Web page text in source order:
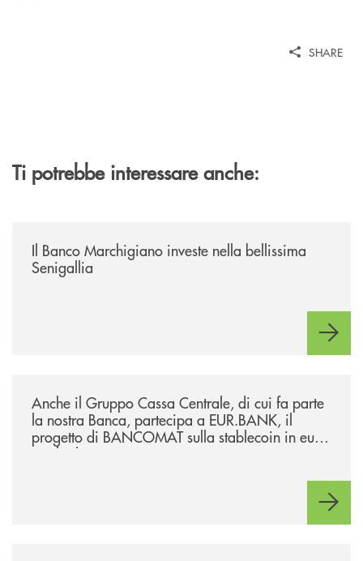
SHARE
Ti potrebbe interessare anche:
Il Banco Marchigiano investe nella bellissima
Senigallia
Anche il Gruppo Cassa Centrale, di cui fa parte
la nostra Banca, partecipa a EUR.BANK, il
progetto di BANCOMAT sulla stablecoin in euro
e sul relativo ecosistema